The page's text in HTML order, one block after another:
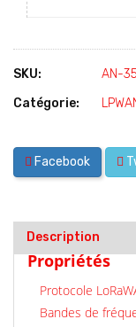
SKU:
AN-
Catégorie:
Facebook
Description
Propriétés
Protocole
Bandes de